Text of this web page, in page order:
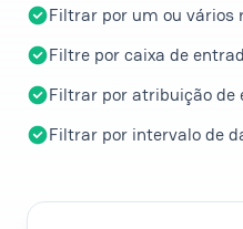
Filtrar por um ou vários
Filtre por caixa de
Filtrar por atribuição de
Filtrar por intervalo de